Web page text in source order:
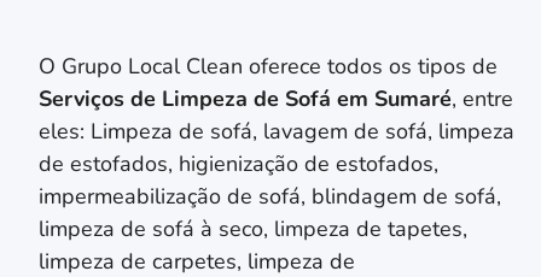
O Grupo Local Clean oferece todos os tipos de
Serviços de Limpeza de Sofá em Sumaré, entre
eles: Limpeza de sofá, lavagem de sofá, limpeza
de estofados, higienização de estofados,
impermeabilização de sofá, blindagem de sofá,
limpeza de sofá à seco, limpeza de tapetes,
limpeza de carpetes, limpeza de